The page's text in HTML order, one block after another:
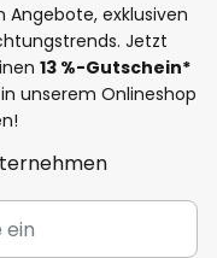
Angebote, exklusiven
Jetzt
13 %-Gutschein*
unserem Onlineshop